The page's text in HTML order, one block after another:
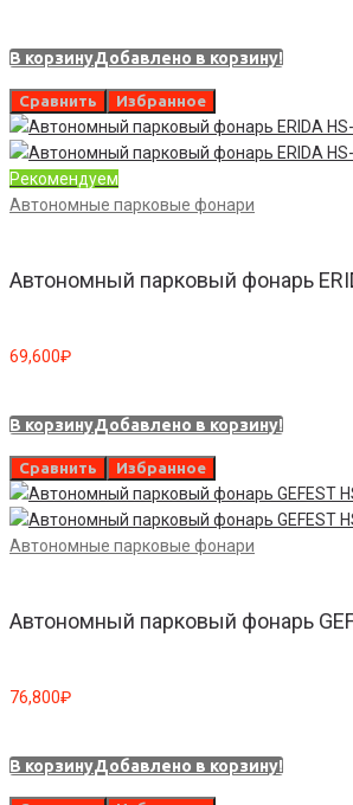
В корзинуДобавлено в корзину!
Сравнить Избранное
Рекомендуем
Автономные парковые фонари
Автономный парковый фонарь
69,600₽
В корзинуДобавлено в корзину!
Сравнить Избранное
Автономные парковые фонари
Автономный парковый фонарь
76,800₽
В корзинуДобавлено в корзину!